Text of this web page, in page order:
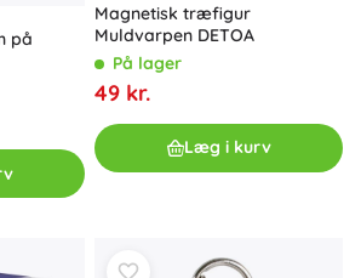
på
Magnetisk træfigur
Muldvarpen DETOA
På lager
49 kr.
Læg i kurv